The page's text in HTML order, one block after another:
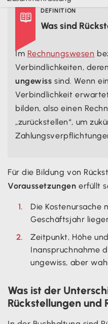
 DEFINITION
Was sind
Im Rechnungswesen
Verbindlichkeiten, deren
ungewiss sind. Wenn
Verbindlichkeit
bilden, also einen
„zurückstellen“, um
Für die Bildung von
Voraussetzungen erfüllt
Die Kostenursache
Geschäftsjahr
Zeitpunkt, Höhe
Inanspruchnahme
ungewiss, aber
Was ist der
Rückstellungen und